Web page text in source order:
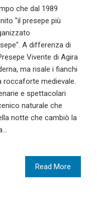
che dal 1989
"il presepe più
A differenza di
Vivente di Agira
ma risale i fianchi
roccaforte medievale.
e spettacolari
naturale che
notte che cambiò la
Read More